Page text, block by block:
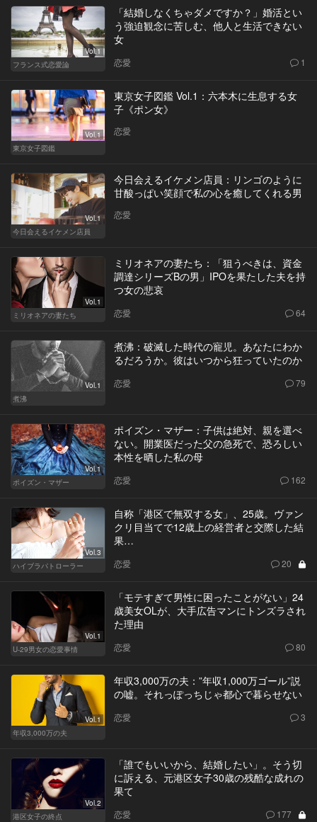
Vol.1
フランス式恋愛論
「結婚しなくちゃダメですか？」婚活とい
う強迫観念に苦しむ、他人と生活できない
女
恋愛 1
Vol.1
東京女子図鑑
東京女子図鑑 Vol.1：六本木に生息する女
子《ポン女》
恋愛
Vol.1
今日会えるイケメン店員
今日会えるイケメン店員：リンゴのように
甘酸っぱい笑顔で私の心を癒してくれる男
恋愛
Vol.1
ミリオネアの妻たち
ミリオネアの妻たち：「狙うべきは、資金
調達シリーズBの男」IPOを果たした夫を持
つ女の悲哀
恋愛 64
Vol.1
煮沸
煮沸：破滅した時代の寵児。あなたにわか
るだろうか。彼はいつから狂っていたのか
恋愛 79
Vol.1
ポイズン・マザー
ポイズン・マザー：子供は絶対、親を選べ
ない。開業医だった父の急死で、恐ろしい
本性を晒した私の母
恋愛 162
Vol.3
ハイブラパトローラー
自称「港区で無双する女」、25歳。ヴァン
クリ目当てで12歳上の経営者と交際した結
果…
恋愛 20
Vol.1
U-29男女の恋愛事情
「モテすぎて男性に困ったことがない」24
歳美女OLが、大手広告マンにトンズラされ
た理由
恋愛 80
Vol.1
年収3,000万の夫
年収3,000万の夫：”年収1,000万ゴール”説
の嘘。それっぽっちじゃ都心で暮らせない
恋愛 3
Vol.2
港区女子の終点
「誰でもいいから、結婚したい」。そう切
に訴える、元港区女子30歳の残酷な成れの
果て
恋愛 177